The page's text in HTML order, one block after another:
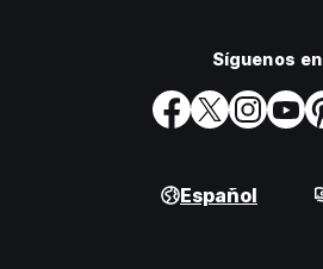
Síguenos en
Español